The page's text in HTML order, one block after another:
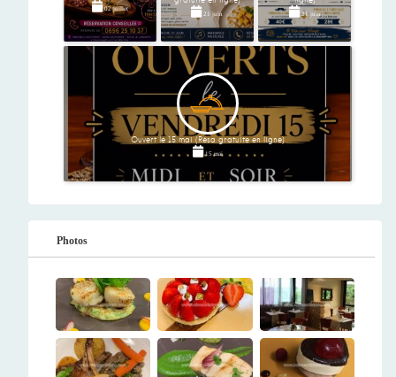
02 juillet
21 juin 21 juin
Ouvert le 15 mai (Résa gratuite en ligne)
15 mai
Photos